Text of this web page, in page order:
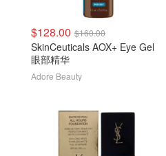
$128.00 $160.00
SkinCeuticals AOX+ Eye Gel
眼部精华
Adore Beauty